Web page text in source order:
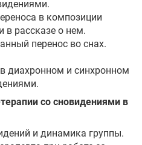
в композиции
в рассказе о нем.
перенос во снах.
диахронном и синхронном
со сновидениями в
и динамика группы.